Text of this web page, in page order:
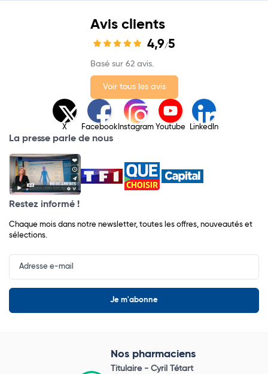
Avis clients
4,9/5
Basé sur 62 avis.
Voir tous les avis
X Facebook Instagram Youtube LinkedIn
La presse parle de nous
Restez informé !
Chaque mois dans notre newsletter, toutes les offres, nouveautés et
sélections.
Input
Newsletter
Nos pharmaciens
Titulaire - Cyril Tétart